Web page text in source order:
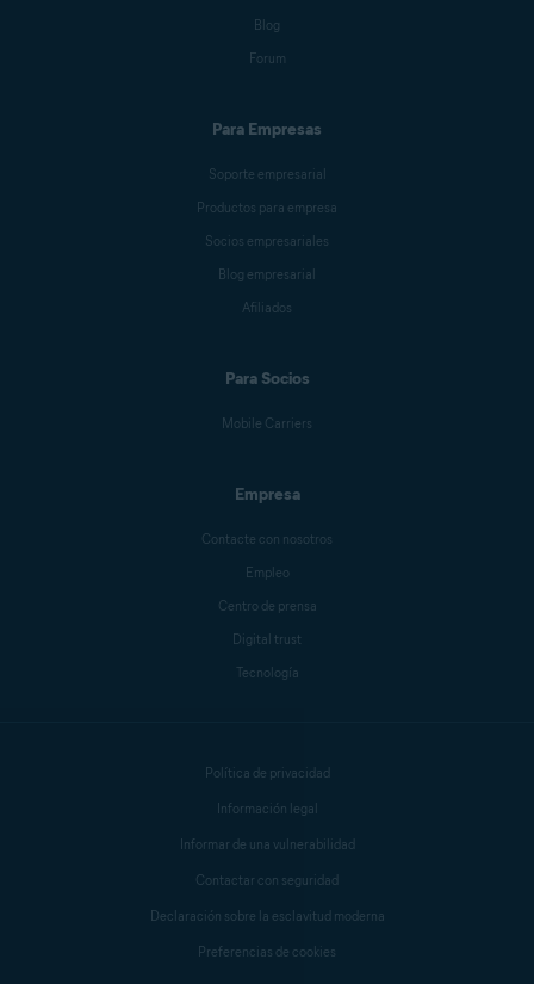
Blog
Forum
Para Empresas
Soporte empresarial
Productos para empresa
Socios empresariales
Blog empresarial
Afiliados
Para Socios
Mobile Carriers
Empresa
Contacte con nosotros
Empleo
Centro de prensa
Digital trust
Tecnología
Política de privacidad
Información legal
Informar de una vulnerabilidad
Contactar con seguridad
Declaración sobre la esclavitud moderna
Preferencias de cookies